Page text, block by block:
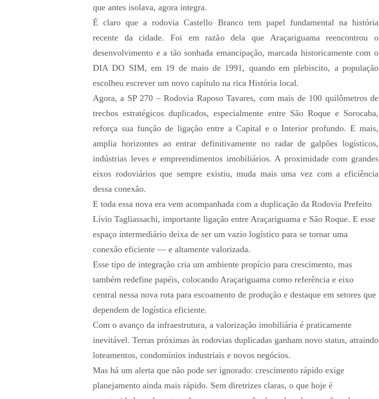
que antes isolava, agora integra.
É claro que a rodovia Castello Branco tem papel fundamental na história
recente da cidade. Foi em razão dela que Araçariguama reencontrou o
desenvolvimento e a tão sonhada emancipação, marcada historicamente com o
DIA DO SIM, em 19 de maio de 1991, quando em plebiscito, a população
escolheu escrever um novo capítulo na rica História local.
Agora, a SP 270 – Rodovia Raposo Tavares, com mais de 100 quilômetros de
trechos estratégicos duplicados, especialmente entre São Roque e Sorocaba,
reforça sua função de ligação entre a Capital e o Interior profundo. E mais,
amplia horizontes ao entrar definitivamente no radar de galpões logísticos,
indústrias leves e empreendimentos imobiliários. A proximidade com grandes
eixos rodoviários que sempre existiu, muda mais uma vez com a eficiência
dessa conexão.
E toda essa nova era vem acompanhada com a duplicação da Rodovia Prefeito
Lívio Tagliassachi, importante ligação entre Araçariguama e São Roque. E esse
espaço intermediário deixa de ser um vazio logístico para se tornar uma
conexão eficiente — e altamente valorizada.
Esse tipo de integração cria um ambiente propício para crescimento, mas
também redefine papéis, colocando Araçariguama como referência e eixo
central nessa nova rota para escoamento de produção e destaque em setores que
dependem de logística eficiente.
Com o avanço da infraestrutura, a valorização imobiliária é praticamente
inevitável. Terras próximas às rodovias duplicadas ganham novo status, atraindo
loteamentos, condomínios industriais e novos negócios.
Mas há um alerta que não pode ser ignorado: crescimento rápido exige
planejamento ainda mais rápido. Sem diretrizes claras, o que hoje é